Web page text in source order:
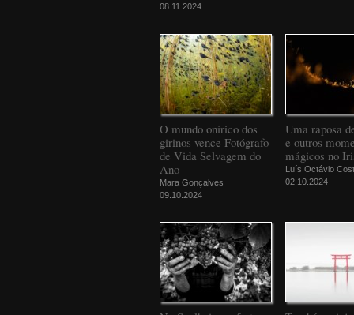
08.11.2024
O mundo onírico dos
girinos vence Fotógrafo
de Vida Selvagem do
Ano
Mara Gonçalves
09.10.2024
Uma raposa
e outros
mágicos no
Luís Octávio
02.10.2024